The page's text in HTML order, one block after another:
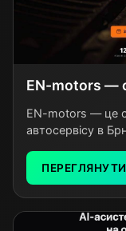
EN-motors —
EN-motors — це
автосервісу в
послуги та ціни